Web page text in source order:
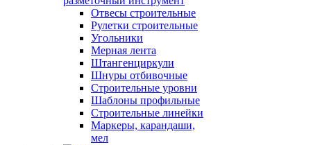
Отвесы строительные
Рулетки строительные
Угольники
Мерная лента
Штангенциркули
Шнуры отбивочные
Строительные уровни
Шаблоны профильные
Строительные линейки
Маркеры, карандаши,
мел